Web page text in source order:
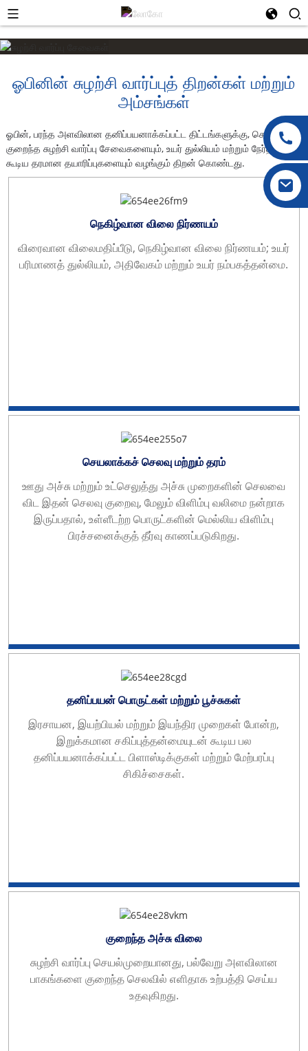
ஓபினின் சுழற்சி வார்ப்புத் திறன்கள் மற்றும்
அம்சங்கள்
ஓபின், பரந்த அளவிலான தனிப்பயனாக்கப்பட்ட திட்டங்களுக்கு, செலவு
குறைந்த சுழற்சி வார்ப்பு சேவைகளையும், உயர் துல்லியம் மற்றும் நேர்த்தியுடன்
கூடிய தரமான தயாரிப்புகளையும் வழங்கும் திறன் கொண்டது.
நெகிழ்வான விலை நிர்ணயம்
விரைவான விலைமதிப்பீடு, நெகிழ்வான விலை நிர்ணயம்; உயர்
பரிமாணத் துல்லியம், அதிவேகம் மற்றும் உயர் நம்பகத்தன்மை.
செயலாக்கச் செலவு மற்றும் தரம்
ஊது அச்சு மற்றும் உட்செலுத்து அச்சு முறைகளின் செலவை
விட இதன் செலவு குறைவு, மேலும் விளிம்பு வலிமை நன்றாக
இருப்பதால், உள்ளீடற்ற பொருட்களின் மெல்லிய விளிம்பு
பிரச்சனைக்குத் தீர்வு காணப்படுகிறது.
தனிப்பயன் பொருட்கள் மற்றும் பூச்சுகள்
இரசாயன, இயற்பியல் மற்றும் இயந்திர முறைகள் போன்ற,
இறுக்கமான சகிப்புத்தன்மையுடன் கூடிய பல
தனிப்பயனாக்கப்பட்ட பிளாஸ்டிக்குகள் மற்றும் மேற்பரப்பு
சிகிச்சைகள்.
குறைந்த அச்சு விலை
சுழற்சி வார்ப்பு செயல்முறையானது, பல்வேறு அளவிலான
பாகங்களை குறைந்த செலவில் எளிதாக உற்பத்தி செய்ய
உதவுகிறது.